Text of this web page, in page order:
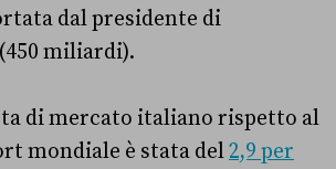
dal presidente di
miliardi).
di mercato italiano rispetto al
mondiale è stata del2,9 per